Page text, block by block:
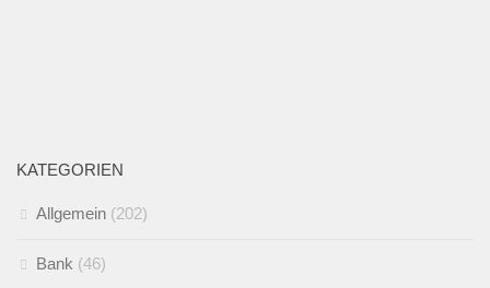
KATEGORIEN
Allgemein (202)
Bank (46)